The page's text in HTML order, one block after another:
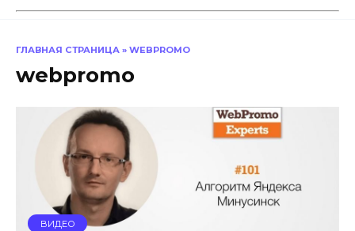
ГЛАВНАЯ СТРАНИЦА » WEBPROMO
webpromo
ВИДЕО